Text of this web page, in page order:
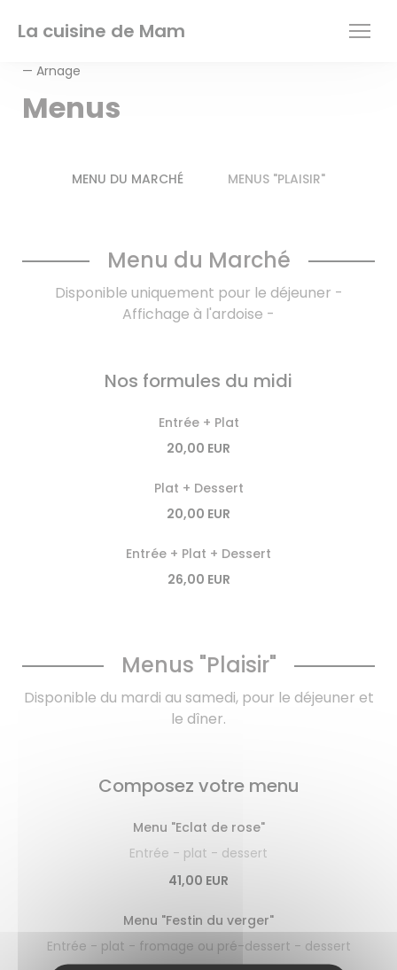
La cuisine de Mam
— Arnage
Menus
MENU DU MARCHÉ MENUS "PLAISIR"
Menu du Marché
Disponible uniquement pour le déjeuner -
Affichage à l'ardoise -
Nos formules du midi
Entrée + Plat
20,00 EUR
Plat + Dessert
20,00 EUR
Entrée + Plat + Dessert
26,00 EUR
Menus "Plaisir"
Disponible du mardi au samedi, pour le déjeuner et
le dîner.
Composez votre menu
Menu "Eclat de rose"
Entrée - plat - dessert
41,00 EUR
Menu "Festin du verger"
Entrée - plat - fromage ou pré-dessert - dessert